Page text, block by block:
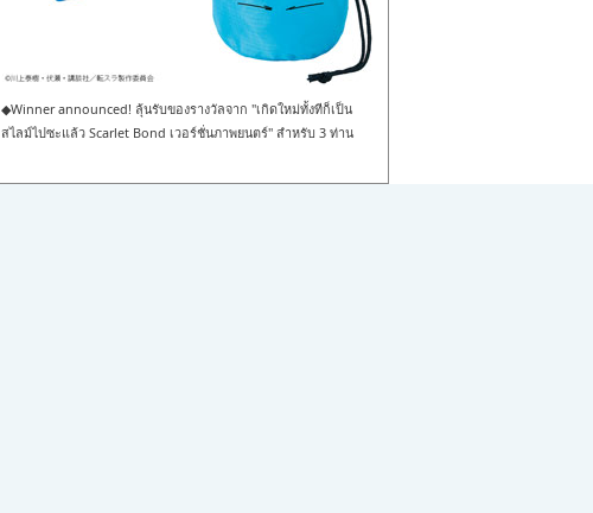
◆Winner announced! ลุ้นรับของรางวัลจาก "เกิดใหม่ทั้งทีก็เป็น
สไลม์ไปซะแล้ว Scarlet Bond เวอร์ชั่นภาพยนตร์" สำหรับ 3 ท่าน